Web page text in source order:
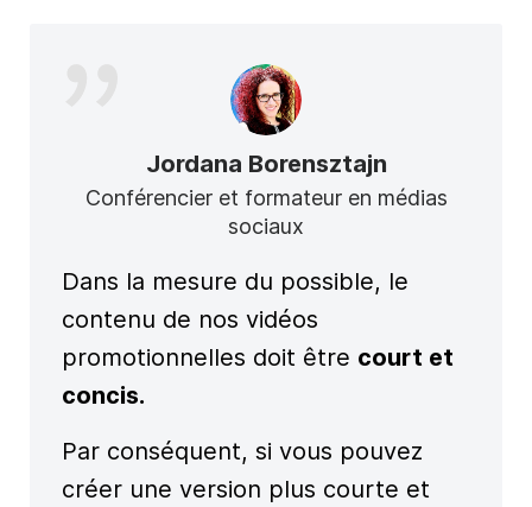
Jordana Borensztajn
Conférencier et formateur en médias
sociaux
Dans la mesure du possible, le
contenu de nos vidéos
promotionnelles doit être court et
concis.
Par conséquent, si vous pouvez
créer une version plus courte et